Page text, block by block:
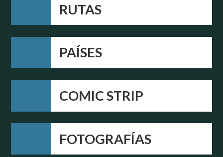
RUTAS
PAÍSES
COMIC STRIP
FOTOGRAFÍAS